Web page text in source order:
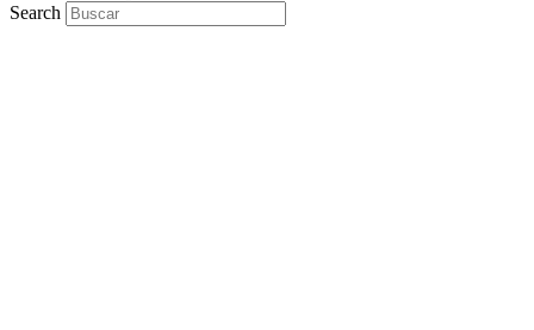
Search